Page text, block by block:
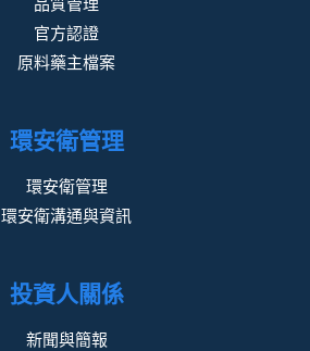
品質管理
官方認證
原料藥主檔案
環安衛管理
環安衛管理
環安衛溝通與資訊
投資人關係
新聞與簡報